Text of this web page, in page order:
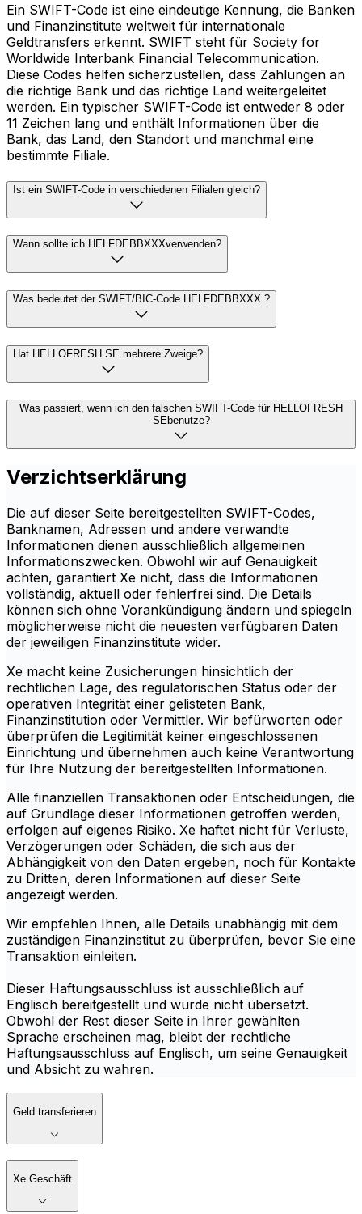
Ein SWIFT-Code ist eine eindeutige Kennung, die Banken
und Finanzinstitute weltweit für internationale
Geldtransfers erkennt. SWIFT steht für Society for
Worldwide Interbank Financial Telecommunication.
Diese Codes helfen sicherzustellen, dass Zahlungen an
die richtige Bank und das richtige Land weitergeleitet
werden. Ein typischer SWIFT-Code ist entweder 8 oder
11 Zeichen lang und enthält Informationen über die
Bank, das Land, den Standort und manchmal eine
bestimmte Filiale.
Ist ein SWIFT-Code in verschiedenen Filialen gleich?
Wann sollte ich HELFDEBBXXXverwenden?
Was bedeutet der SWIFT/BIC-Code HELFDEBBXXX ?
Hat HELLOFRESH SE mehrere Zweige?
Was passiert, wenn ich den falschen SWIFT-Code für HELLOFRESH
SEbenutze?
Verzichtserklärung
Die auf dieser Seite bereitgestellten SWIFT-Codes,
Banknamen, Adressen und andere verwandte
Informationen dienen ausschließlich allgemeinen
Informationszwecken. Obwohl wir auf Genauigkeit
achten, garantiert Xe nicht, dass die Informationen
vollständig, aktuell oder fehlerfrei sind. Die Details
können sich ohne Vorankündigung ändern und spiegeln
möglicherweise nicht die neuesten verfügbaren Daten
der jeweiligen Finanzinstitute wider.
Xe macht keine Zusicherungen hinsichtlich der
rechtlichen Lage, des regulatorischen Status oder der
operativen Integrität einer gelisteten Bank,
Finanzinstitution oder Vermittler. Wir befürworten oder
überprüfen die Legitimität keiner eingeschlossenen
Einrichtung und übernehmen auch keine Verantwortung
für Ihre Nutzung der bereitgestellten Informationen.
Alle finanziellen Transaktionen oder Entscheidungen, die
auf Grundlage dieser Informationen getroffen werden,
erfolgen auf eigenes Risiko. Xe haftet nicht für Verluste,
Verzögerungen oder Schäden, die sich aus der
Abhängigkeit von den Daten ergeben, noch für Kontakte
zu Dritten, deren Informationen auf dieser Seite
angezeigt werden.
Wir empfehlen Ihnen, alle Details unabhängig mit dem
zuständigen Finanzinstitut zu überprüfen, bevor Sie eine
Transaktion einleiten.
Dieser Haftungsausschluss ist ausschließlich auf
Englisch bereitgestellt und wurde nicht übersetzt.
Obwohl der Rest dieser Seite in Ihrer gewählten
Sprache erscheinen mag, bleibt der rechtliche
Haftungsausschluss auf Englisch, um seine Genauigkeit
und Absicht zu wahren.
Geld transferieren
Xe Geschäft